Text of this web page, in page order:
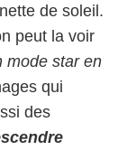
de soleil.
peut la voir
mode star en
qui
des